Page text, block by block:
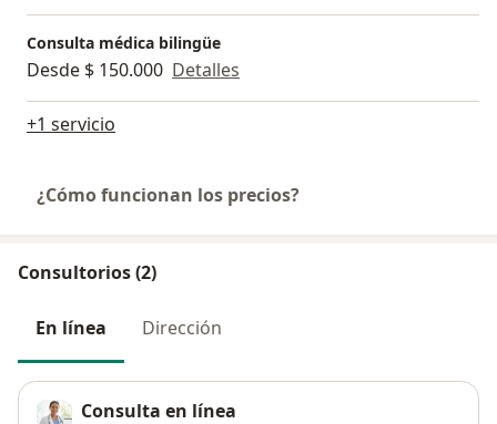
Consulta médica bilingüe
Desde $ 150.000 Detalles
+1 servicio
¿Cómo funcionan los precios?
Consultorios (2)
En línea Dirección
Consulta en línea